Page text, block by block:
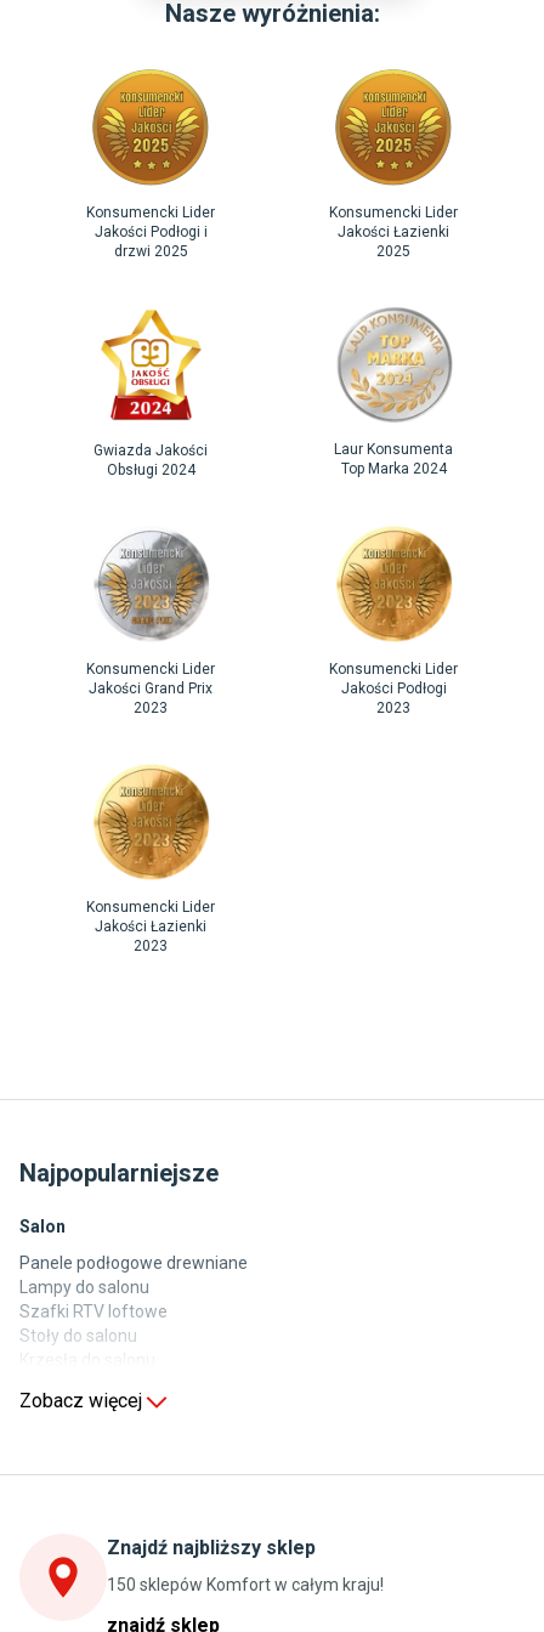
Nasze wyróżnienia:
Konsumencki Lider
Jakości Podłogi i
drzwi 2025
Konsumencki Lider
Jakości Łazienki
2025
Gwiazda Jakości
Obsługi 2024
Laur Konsumenta
Top Marka 2024
Konsumencki Lider
Jakości Grand Prix
2023
Konsumencki Lider
Jakości Podłogi
2023
Konsumencki Lider
Jakości Łazienki
2023
Najpopularniejsze
Salon
Panele podłogowe drewniane
Lampy do salonu
Szafki RTV loftowe
Stoły do salonu
Stoły do kuchni
Szafki kuchenne wiszące (górne)
Szafki pod zlewozmywak
Blaty kuchenne laminowane
Zobacz więcej
Znajdź najbliższy sklep
150 sklepów Komfort w całym kraju!
znajdź sklep